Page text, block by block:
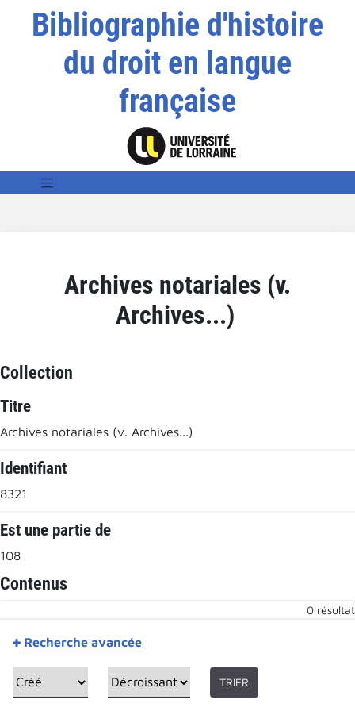
Bibliographie d'histoire
du droit en langue
française
Archives notariales (v.
Archives...)
Collection
Titre
Archives notariales (v. Archives...)
Identifiant
8321
Est une partie de
108
Contenus
0 résultat
Recherche avancée
TRIER